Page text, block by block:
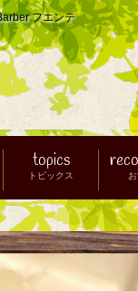
フエンテ
topics
トピックス